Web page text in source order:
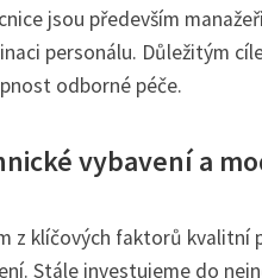
jsou především
personálu. Důležitým
odborné péče.
vybavení a
z klíčových faktorů kvalitní
Stále investujeme do